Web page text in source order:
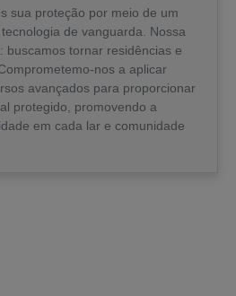
sua proteção por meio de um
de vanguarda. Nossa
buscamos tornar residências e
nos a aplicar
avançados para proporcionar
protegido, promovendo a
em cada lar e comunidade